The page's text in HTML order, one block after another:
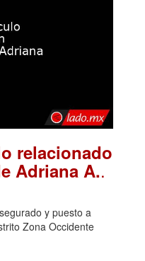
relacionado
Adriana A..
y puesto a
Zona Occidente